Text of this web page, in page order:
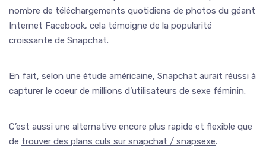
nombre de téléchargements quotidiens de photos du géant
Internet Facebook, cela témoigne de la popularité
croissante de Snapchat.
En fait, selon une étude américaine, Snapchat aurait réussi à
capturer le coeur de millions d’utilisateurs de sexe féminin.
C’est aussi une alternative encore plus rapide et flexible que
de trouver des plans culs sur snapchat / snapsexe.